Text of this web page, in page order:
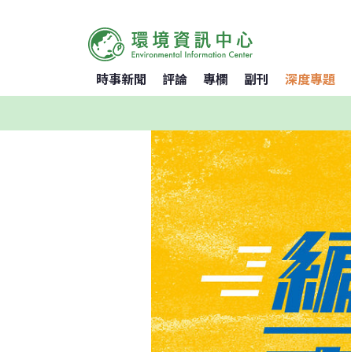
時事新聞 評論 專欄 副刊 深度專題